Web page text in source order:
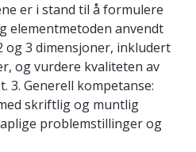
er i stand til å formulere
elementmetoden anvendt
og 3 dimensjoner, inkludert
og vurdere kvaliteten av
3. Generell kompetanse:
skriftlig og muntlig
problemstillinger og